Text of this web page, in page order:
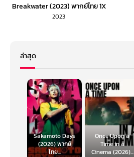
Breakwater (2023) พากย์ไทย 1X
2023
ล่าสุด
Sakamoto Days
(2026) พากย์
ไทย...
Once Upon a
Time in a
Cinema (2026)...